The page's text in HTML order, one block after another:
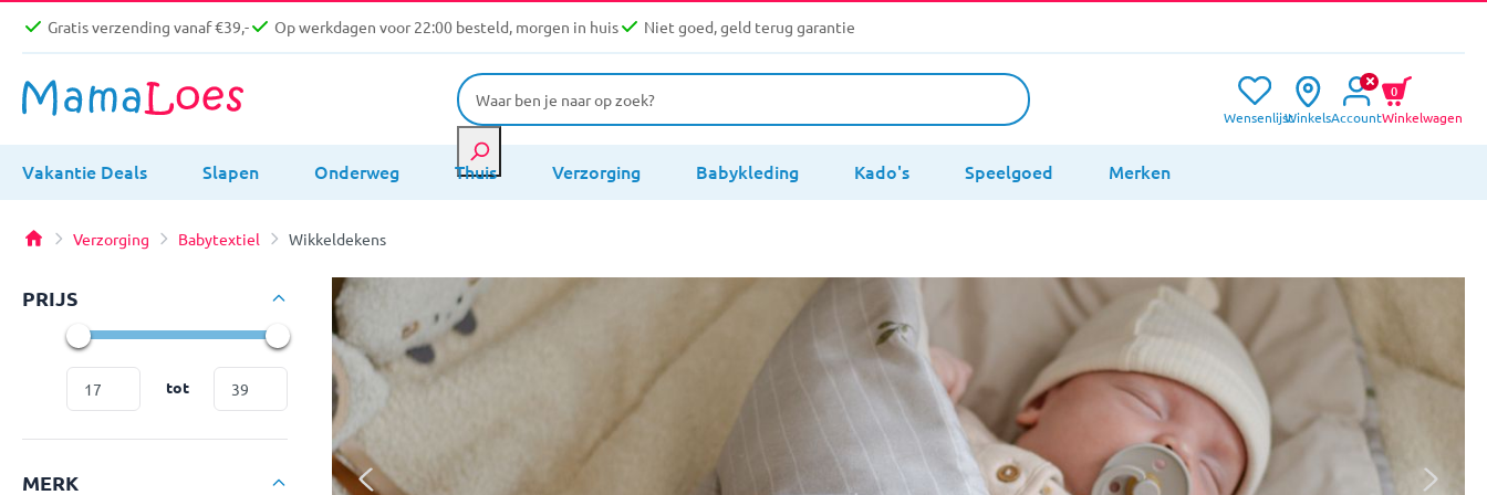
Gratis verzending vanaf €39,- Op werkdagen voor 22:00 besteld, morgen in huis Niet goed, geld terug garantie
WensenlijstWinkelsAccountWinkelwagen
0
Vakantie Deals Slapen Onderweg Thuis Verzorging Babykleding Kado's Speelgoed Merken
Verzorging Babytextiel Wikkeldekens
PRIJS
tot
MERK